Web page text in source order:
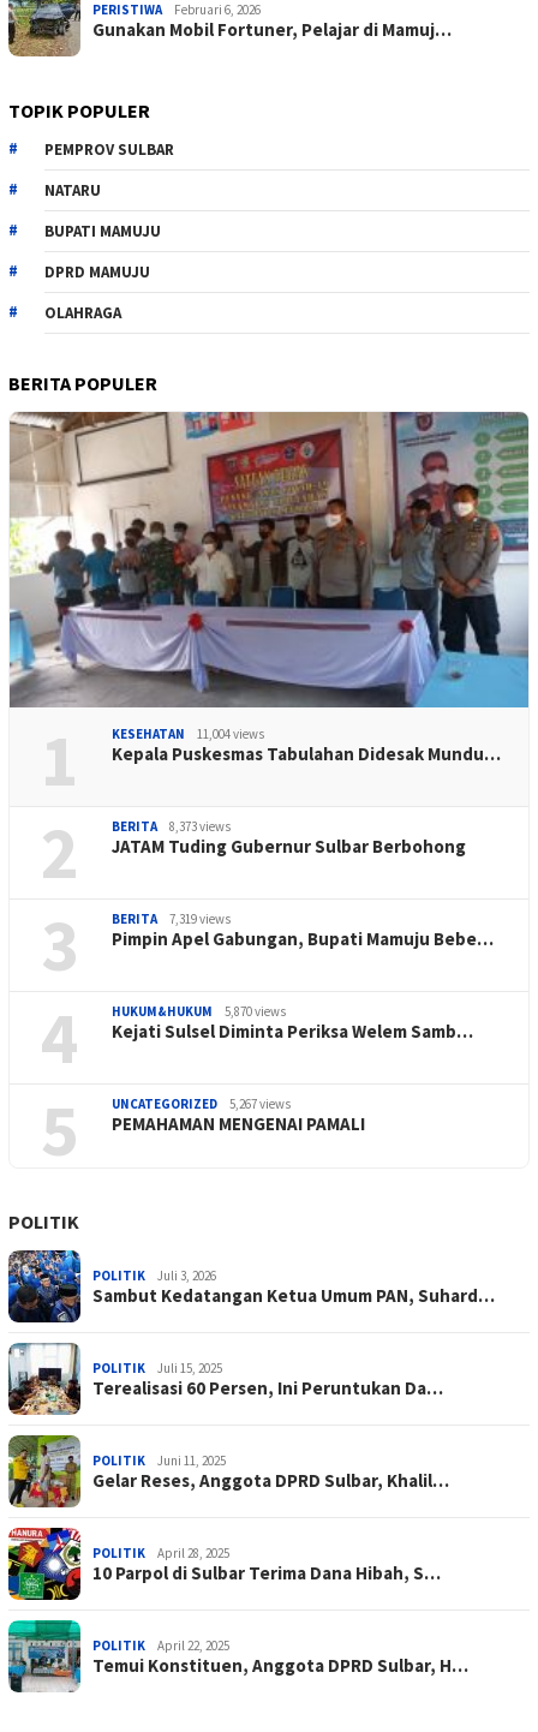
PERISTIWA Februari 6, 2026
Gunakan Mobil Fortuner, Pelajar di Mamuj…
TOPIK POPULER
PEMPROV SULBAR
NATARU
BUPATI MAMUJU
DPRD MAMUJU
OLAHRAGA
BERITA POPULER
1 KESEHATAN 11,004 views
Kepala Puskesmas Tabulahan Didesak Mundu…
2 BERITA 8,373 views
JATAM Tuding Gubernur Sulbar Berbohong
3 BERITA 7,319 views
Pimpin Apel Gabungan, Bupati Mamuju Bebe…
4 HUKUM&HUKUM 5,870 views
Kejati Sulsel Diminta Periksa Welem Samb…
5 UNCATEGORIZED 5,267 views
PEMAHAMAN MENGENAI PAMALI
POLITIK
POLITIK Juli 3, 2026
Sambut Kedatangan Ketua Umum PAN, Suhard…
POLITIK Juli 15, 2025
Terealisasi 60 Persen, Ini Peruntukan Da…
POLITIK Juni 11, 2025
Gelar Reses, Anggota DPRD Sulbar, Khalil…
POLITIK April 28, 2025
10 Parpol di Sulbar Terima Dana Hibah, S…
POLITIK April 22, 2025
Temui Konstituen, Anggota DPRD Sulbar, H…